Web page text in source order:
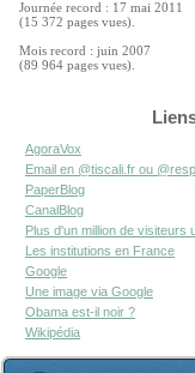
Journée record : 17 mai 2011
(15 372 pages vues).
Mois record : juin 2007
(89 964 pages vues).
AgoraVox
Email en @tiscali.fr ou
PaperBlog
CanalBlog
Plus d'un million de visiteurs
Les institutions en France
Google
Une image via Google
Obama est-il noir ?
Wikipédia